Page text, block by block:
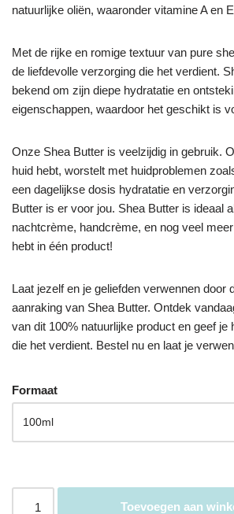
natuurlijke oliën, waaronder vitamine A en
Met de rijke en romige textuur van pure
de liefdevolle verzorging die het verdient.
bekend om zijn diepe hydratatie en
eigenschappen, waardoor het geschikt is
Onze Shea Butter is veelzijdig in gebruik.
huid hebt, worstelt met huidproblemen
een dagelijkse dosis hydratatie en
Butter is er voor jou. Shea Butter is ideaal
nachtcrème, handcrème, en nog veel
hebt in één product!
Laat jezelf en je geliefden verwennen door
aanraking van Shea Butter. Ontdek
van dit 100% natuurlijke product en geef je
die het verdient. Bestel nu en laat je
Formaat
Toevoegen aan